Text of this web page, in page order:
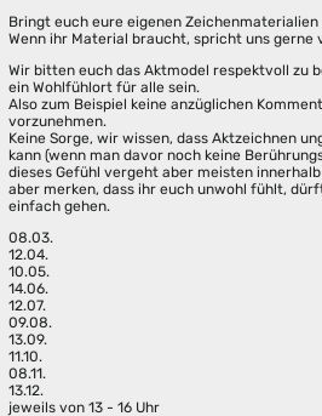
Bringt euch eure eigenen Zeichenmaterialien
Wenn ihr Material braucht, spricht uns gerne
Wir bitten euch das Aktmodel respektvoll zu
ein Wohlfühlort für alle sein.
Also zum Beispiel keine anzüglichen
vorzunehmen.
Keine Sorge, wir wissen, dass Aktzeichnen
kann (wenn man davor noch keine
dieses Gefühl vergeht aber meisten
aber merken, dass ihr euch unwohl fühlt,
einfach gehen.
08.03.
12.04.
10.05.
14.06.
12.07.
09.08.
13.09.
11.10.
08.11.
13.12.
jeweils von 13 - 16 Uhr